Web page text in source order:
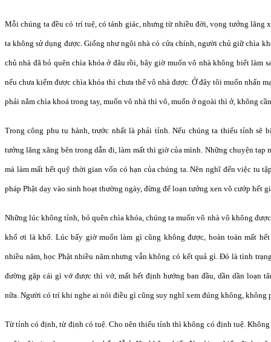
Mỗi chúng ta đều có trí tuệ, có tánh giác, nhưng từ nhiều đời, vọng tưởng lăng
ta không sử dụng được. Giống như ngôi nhà có cửa chính, người chủ giữ chìa
chủ nhà đã bỏ quên chìa khóa ở đâu rồi, bây giờ muốn vô nhà không biết làm
nếu chưa kiếm được chìa khóa thì chưa thể vô nhà được. Ở đây tôi muốn nhấn
phải nắm chìa khoá trong tay, muốn vô nhà thì vô, muốn ở ngoài thì ở, không
Trong công phu tu hành, trước nhất là phải tỉnh. Nếu chúng ta thiếu tỉnh sẽ
tưởng lăng xăng bên trong dẫn đi, làm mất thì giờ của mình. Những chuyện
mà làm mất hết quỹ thời gian vốn có hạn của chúng ta. Nên nghĩ đến việc tu
pháp Phật dạy vào sinh hoạt thường ngày, đừng để loạn tưởng xen vô cướp hết
Những lúc không tỉnh, bỏ quên chìa khóa, chúng ta muốn vô nhà vô không
khổ ơi là khổ. Lúc bấy giờ muốn làm gì cũng không được, hoàn toàn mất
nhiều năm, học Phật nhiều năm nhưng vẫn không có kết quả gì. Đó là tình
đường gặp cái gì vớ được thì vớ, mất hết định hướng ban đầu, dần dần loạn
nữa. Người có trí khi nghe ai nói điều gì cũng suy nghĩ xem đúng không,
Từ tỉnh có định, từ định có tuệ. Cho nên thiếu tỉnh thì không có định tuệ.